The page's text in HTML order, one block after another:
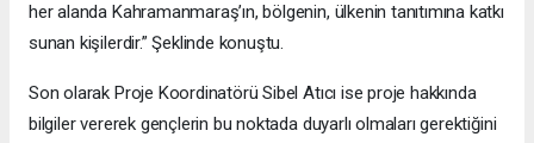
her alanda Kahramanmaraş’ın, bölgenin, ülkenin tanıtımına katkı
sunan kişilerdir.” Şeklinde konuştu.
Son olarak Proje Koordinatörü Sibel Atıcı ise proje hakkında
bilgiler vererek gençlerin bu noktada duyarlı olmaları gerektiğini